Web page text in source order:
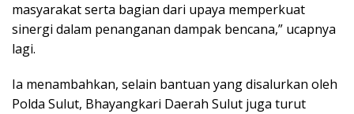
masyarakat serta bagian dari upaya memperkuat
sinergi dalam penanganan dampak bencana,” ucapnya
lagi.
Ia menambahkan, selain bantuan yang disalurkan oleh
Polda Sulut, Bhayangkari Daerah Sulut juga turut